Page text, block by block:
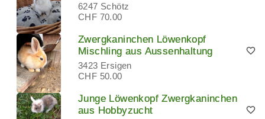
6247 Schötz
CHF 70.00
Zwergkaninchen Löwenkopf
Mischling aus Aussenhaltung
3423 Ersigen
CHF 50.00
Junge Löwenkopf Zwergkaninchen
aus Hobbyzucht